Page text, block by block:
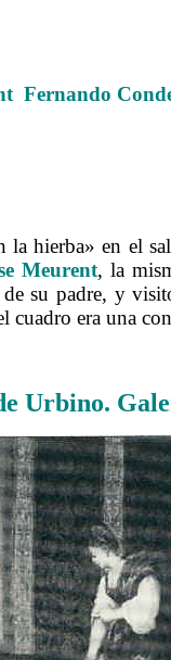
Fernando
hierba» en el
Meurent, la
de su padre, y
cuadro era una
Urbino.